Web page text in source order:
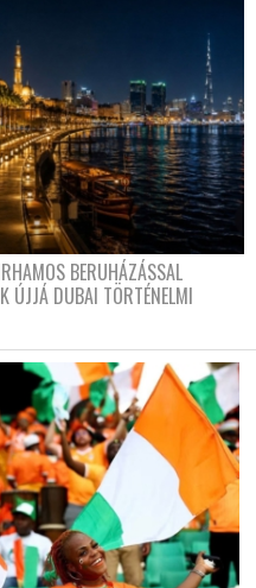
BERUHÁZÁSSAL
ÚJJÁ DUBAI TÖRTÉNELMI